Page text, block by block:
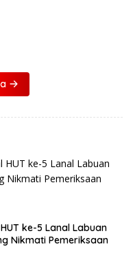
ke-5 Lanal Labuan
Nikmati Pemeriksaan